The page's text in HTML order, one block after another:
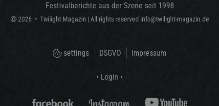
Festivalberichte aus der Szene seit 1998
© 2026 • Twilight Magazin | All rights reserved info@twilight-magazin.de
settings DSGVO Impressum
• Login •